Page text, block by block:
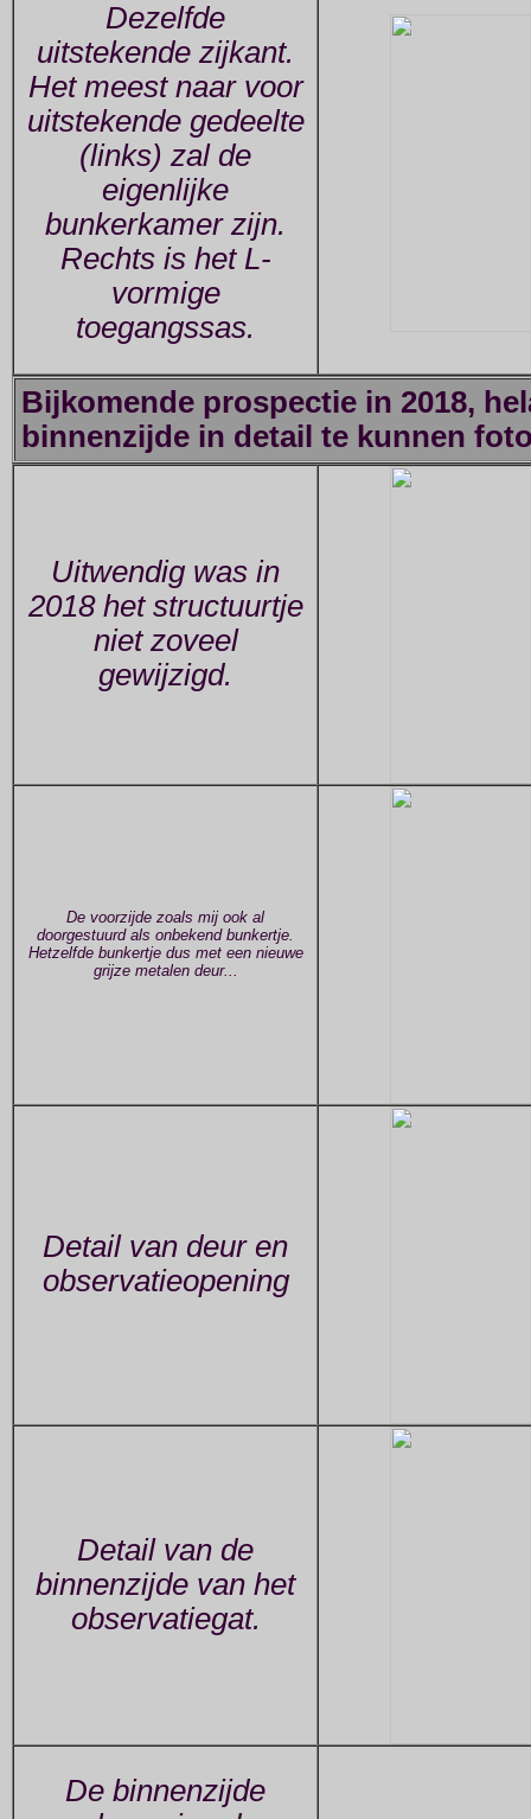
Dezelfde
uitstekende zijkant.
Het meest naar voor
uitstekende gedeelte
(links) zal de
eigenlijke
bunkerkamer zijn.
Rechts is het L-
vormige
toegangssas.
Bijkomende prospectie in 2018,
binnenzijde in detail te kunnen
Uitwendig was in
2018 het structuurtje
niet zoveel
gewijzigd.
De voorzijde zoals mij ook al
doorgestuurd als onbekend bunkertje.
Hetzelfde bunkertje dus met een nieuwe
grijze metalen deur...
Detail van deur en
observatieopening
Detail van de
binnenzijde van het
observatiegat.
De binnenzijde